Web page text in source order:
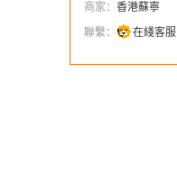
商家： 香港蘇寧
聯繫：
在綫客服